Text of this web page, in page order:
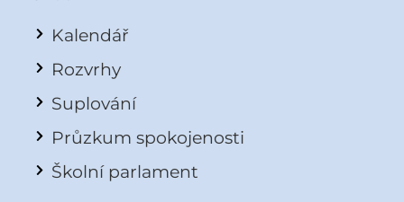
Kalendář
Rozvrhy
Suplování
Průzkum spokojenosti
Školní parlament